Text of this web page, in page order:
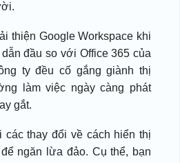
thiện Google Workspace khi
đầu so với Office 365 của
ty đều cố gắng giành thị
làm việc ngày càng phát
gắt.
các thay đổi về cách hiển thị
ngăn lừa đảo. Cụ thể, bạn